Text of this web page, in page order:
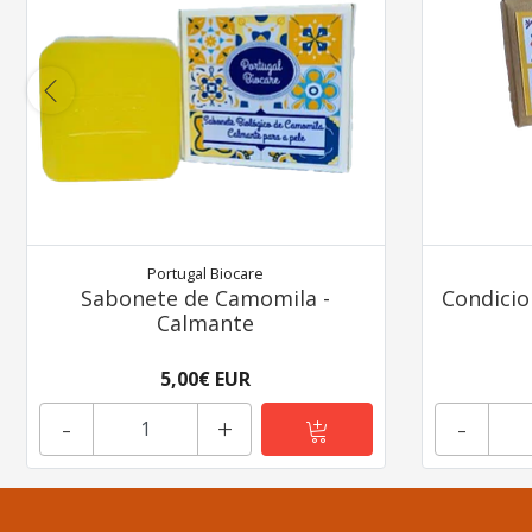
Portugal Biocare
Sabonete de Camomila -
Calmante
5,00€ EUR
+
- -